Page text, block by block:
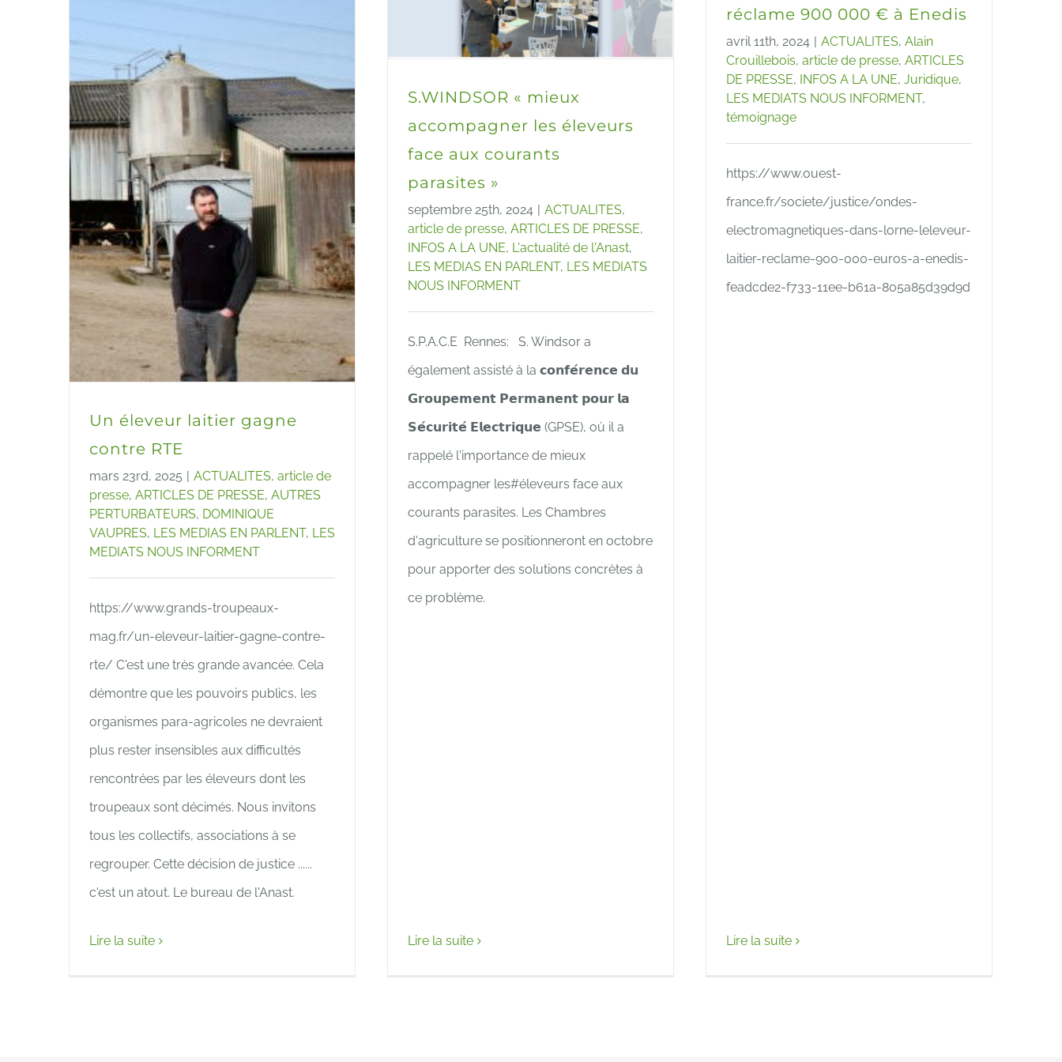
Un éleveur laitier gagne
contre RTE
Un éleveur laitier gagne
contre RTE
mars 23rd, 2025 ACTUALITES, article de
presse, ARTICLES DE PRESSE, AUTRES
PERTURBATEURS, DOMINIQUE
VAUPRES, LES MEDIAS EN PARLENT, LES
MEDIATS NOUS INFORMENT
https://www.grands-troupeaux-
mag.fr/un-eleveur-laitier-gagne-contre-
rte/ C'est une très grande avancée. Cela
démontre que les pouvoirs publics, les
organismes para-agricoles ne devraient
plus rester insensibles aux difficultés
rencontrées par les éleveurs dont les
troupeaux sont décimés. Nous invitons
tous les collectifs, associations à se
regrouper. Cette décision de justice ......
c'est un atout. Le bureau de l'Anast.
Lire la suite
S.WINDSOR « mieux
accompagner les éleveurs
face aux courants
parasites »
septembre 25th, 2024 | ACTUALITES,
article de presse, ARTICLES DE PRESSE,
INFOS A LA UNE, L'actualité de l'Anast,
LES MEDIAS EN PARLENT, LES MEDIATS
NOUS INFORMENT
S.P.A.C.E Rennes: S. Windsor a
également assisté à la 𝗰𝗼𝗻𝗳𝗲́𝗿𝗲𝗻𝗰𝗲 𝗱𝘂
𝗚𝗿𝗼𝘂𝗽𝗲𝗺𝗲𝗻𝘁 𝗣𝗲𝗿𝗺𝗮𝗻𝗲𝗻𝘁 𝗽𝗼𝘂𝗿 𝗹𝗮
𝗦𝗲́𝗰𝘂𝗿𝗶𝘁𝗲́ 𝗘𝗹𝗲𝗰𝘁𝗿𝗶𝗾𝘂𝗲 (GPSE), où il a
rappelé l'importance de mieux
accompagner les#éleveurs face aux
courants parasites. Les Chambres
d'agriculture se positionneront en octobre
pour apporter des solutions concrètes à
ce problème.
Lire la suite
réclame 900 000 € à Enedis
avril 11th, 2024 | ACTUALITES, Alain
Crouillebois, article de presse, ARTICLES
DE PRESSE, INFOS A LA UNE, Juridique,
LES MEDIATS NOUS INFORMENT,
témoignage
https://www.ouest-
france.fr/societe/justice/ondes-
electromagnetiques-dans-lorne-leleveur-
laitier-reclame-900-000-euros-a-enedis-
feadcde2-f733-11ee-b61a-805a85d39d9d
Lire la suite